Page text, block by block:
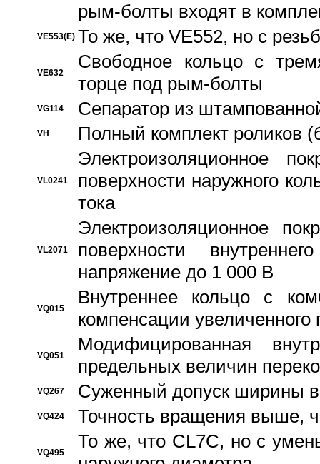
рым-болты входят в
VE553(E) То же, что VE552, но с
VE632
Свободное кольцо с
торце под рым-болты
VG114 Сепаратор из
VH Полный комплект роликов
VL0241
Электроизоляционное
поверхности наружного
тока
VL2071
Электроизоляционное
поверхности
напряжение до 1 000 В
VQ015
Bнутреннее кольцо с
компенсации увеличенного
VQ051
Модифицированная
предельных величин
VQ267 Суженный допуск ширины
VQ424 Точность вращения выше,
VQ495
То же, что CL7C, но с